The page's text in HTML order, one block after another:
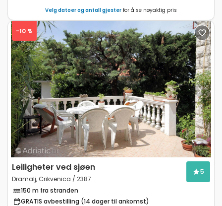
Velg datoer og antall gjester for å se nøyaktig pris
Previous Next
-10 %
Leiligheter ved sjøen
Dramalj, Crikvenica / 2387
5
150 m fra stranden
GRATIS avbestilling (14 dager til ankomst)